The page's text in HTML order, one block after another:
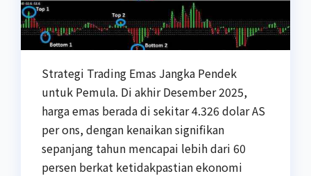
Strategi Trading Emas Jangka Pendek
untuk Pemula. Di akhir Desember 2025,
harga emas berada di sekitar 4.326 dolar AS
per ons, dengan kenaikan signifikan
sepanjang tahun mencapai lebih dari 60
persen berkat ketidakpastian ekonomi